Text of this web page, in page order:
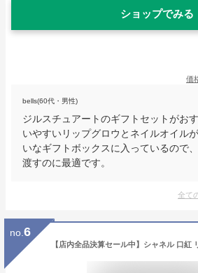
ショップでみる
価
bells(60代・男性)
ジルスチュアートのギフトセットがお
いやすいリップグロウとネイルオイル
いなギフトボックスに入っているので
渡すのに最適です。
全て
no. 6